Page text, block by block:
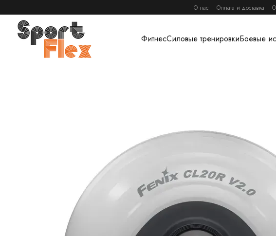
О нас Оплата и доставка
ФитнесСиловые тренировкиБоевые